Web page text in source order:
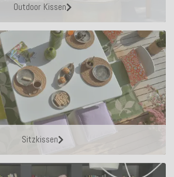
Outdoor Kissen
Sitzkissen